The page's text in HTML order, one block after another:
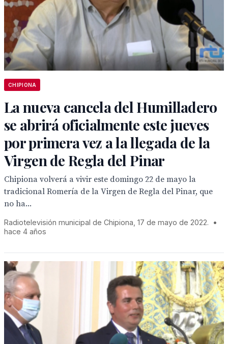
CHIPIONA
La nueva cancela del Humilladero
se abrirá oficialmente este jueves
por primera vez a la llegada de la
Virgen de Regla del Pinar
Chipiona volverá a vivir este domingo 22 de mayo la
tradicional Romería de la Virgen de Regla del Pinar, que
no ha...
Radiotelevisión municipal de Chipiona, 17 de mayo de 2022.
•
hace 4 años